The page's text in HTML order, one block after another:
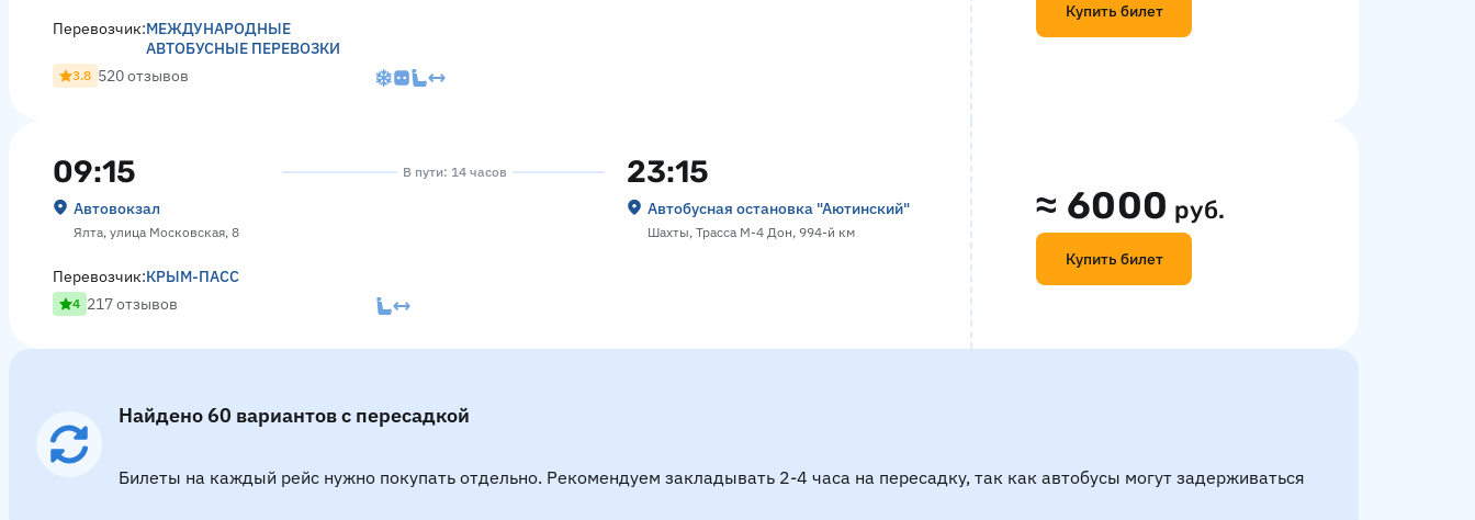
Купить билет
Перевозчик:МЕЖДУНАРОДНЫЕ
АВТОБУСНЫЕ ПЕРЕВОЗКИ
3.8 520 отзывов
09:15
Автовокзал
Ялта, улица Московская, 8
В пути: 14 часов 23:15
Автобусная остановка "Аютинский"
Шахты, Трасса М-4 Дон, 994-й км
≈ 6000 руб.
Купить билет
Перевозчик:КРЫМ-ПАСС
4 217 отзывов
Найдено 60 вариантов с пересадкой
Билеты на каждый рейс нужно покупать отдельно. Рекомендуем закладывать 2-4 часа на пересадку, так как автобусы могут задерживаться